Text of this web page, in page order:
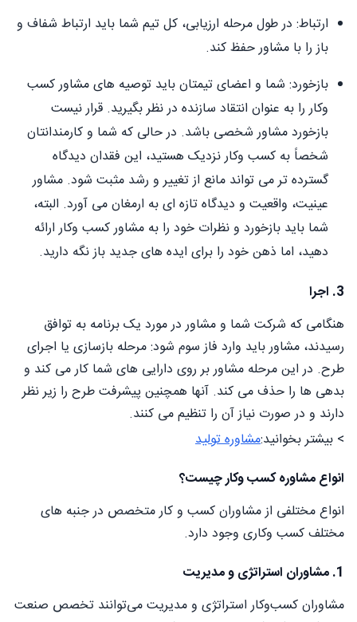
ارتباط: در طول مرحله ارزیابی، کل تیم شما باید ارتباط شفاف و
باز را با مشاور حفظ کند.
بازخورد: شما و اعضای تیمتان باید توصیه های مشاور کسب
وکار را به عنوان انتقاد سازنده در نظر بگیرید. قرار نیست
بازخورد مشاور شخصی باشد. در حالی که شما و کارمندانتان
شخصاً به کسب وکار نزدیک هستید، این فقدان دیدگاه
گسترده تر می تواند مانع از تغییر و رشد مثبت شود. مشاور
عینیت، واقعیت و دیدگاه تازه ای به ارمغان می آورد. البته،
شما باید بازخورد و نظرات خود را به مشاور کسب وکار ارائه
دهید، اما ذهن خود را برای ایده های جدید باز نگه دارید.
3. اجرا
هنگامی که شرکت شما و مشاور در مورد یک برنامه به توافق
رسیدند، مشاور باید وارد فاز سوم شود: مرحله بازسازی یا اجرای
طرح. در این مرحله مشاور بر روی دارایی های شما کار می کند و
بدهی ها را حذف می کند. آنها همچنین پیشرفت طرح را زیر نظر
دارند و در صورت نیاز آن را تنظیم می کنند.
> بیشتر بخوانید:مشاوره تولید
انواع مشاوره کسب وکار چیست؟
انواع مختلفی از مشاوران کسب و کار متخصص در جنبه های
مختلف کسب وکاری وجود دارد.
1. مشاوران استراتژی و مدیریت
مشاوران کسب‌وکار استراتژی و مدیریت می‌توانند تخصص صنعت